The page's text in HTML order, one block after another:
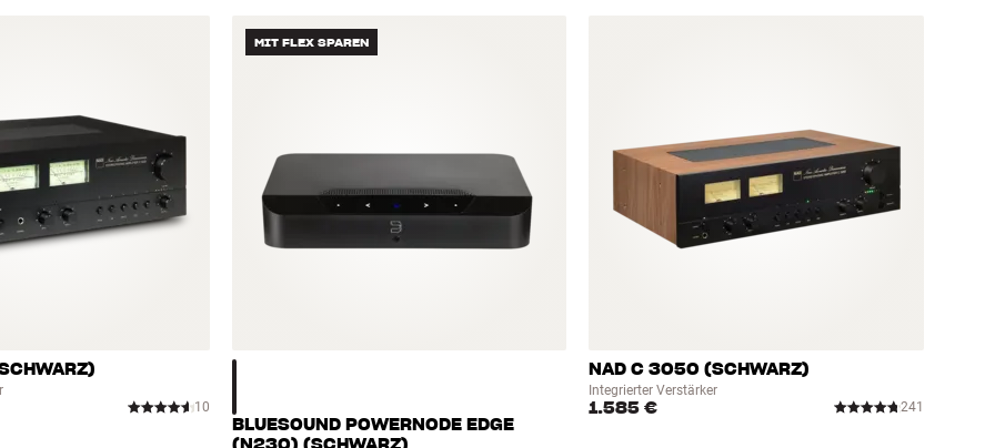
10
MIT FLEX SPAREN
BLUESOUND POWERNODE EDGE
NAD C 3050 (SCHWARZ)
Integrierter Verstärker
1.585 € 241